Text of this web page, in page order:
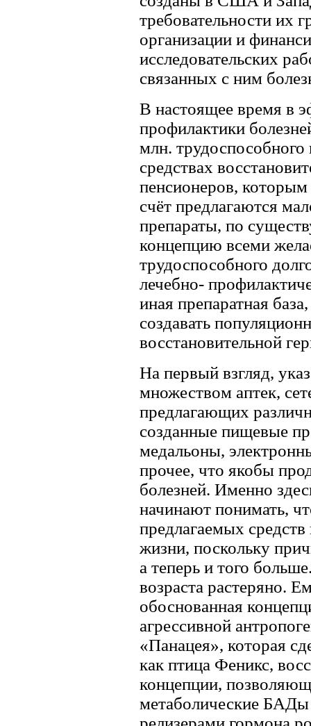
требовательности их
организации и
исследовательских
связанных с ним
В настоящее время в
профилактики
млн.
средствах
пенсионеров, которым
счёт предлагаются
препараты, по
концепцию всеми
трудоспособного
лечебно-
иная препаратная
создавать
восстановительной
На первый взгляд,
множеством аптек,
предлагающих
созданные пищевые
медальоны,
прочее, что якобы
болезней. Именно
начинают понимать,
предлагаемых
жизни, поскольку
а теперь и того
возраста растеряно.
обоснованная
агрессивной
«Панацея», которая
как птица Феникс,
концепции,
метаболические